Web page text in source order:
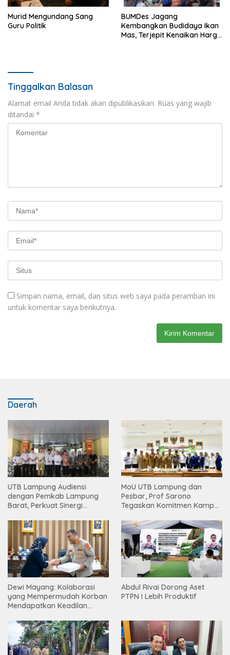
Murid Mengundang Sang
Guru Politik
BUMDes Jagang
Kembangkan Budidaya Ikan
Mas, Terjepit Kenaikan Harga
Tinggalkan Balasan
Alamat email Anda tidak akan dipublikasikan. Ruas yang wajib
ditandai *
Simpan nama, email, dan situs web saya pada peramban ini
untuk komentar saya berikutnya.
Daerah
UTB Lampung Audiensi
dengan Pemkab Lampung
Barat, Perkuat Sinergi
Tinggi
MoU UTB Lampung dan
Pesbar, Prof Sarono
Tegaskan Komitmen Kampus
Masyarakat
Dewi Mayang: Kolaborasi
yang Mempermudah Korban
Mendapatkan Keadilan
Abdul Rivai Dorong Aset
PTPN I Lebih Produktif